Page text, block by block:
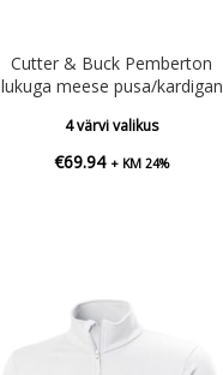
Cutter & Buck Pemberton
lukuga meese pusa/kardigan
4 värvi valikus
€69.94 + KM 24%